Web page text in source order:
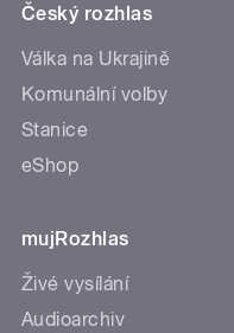
Český rozhlas
Válka na Ukrajině
Komunální volby
Stanice
eShop
mujRozhlas
Živé vysílání
Audioarchiv